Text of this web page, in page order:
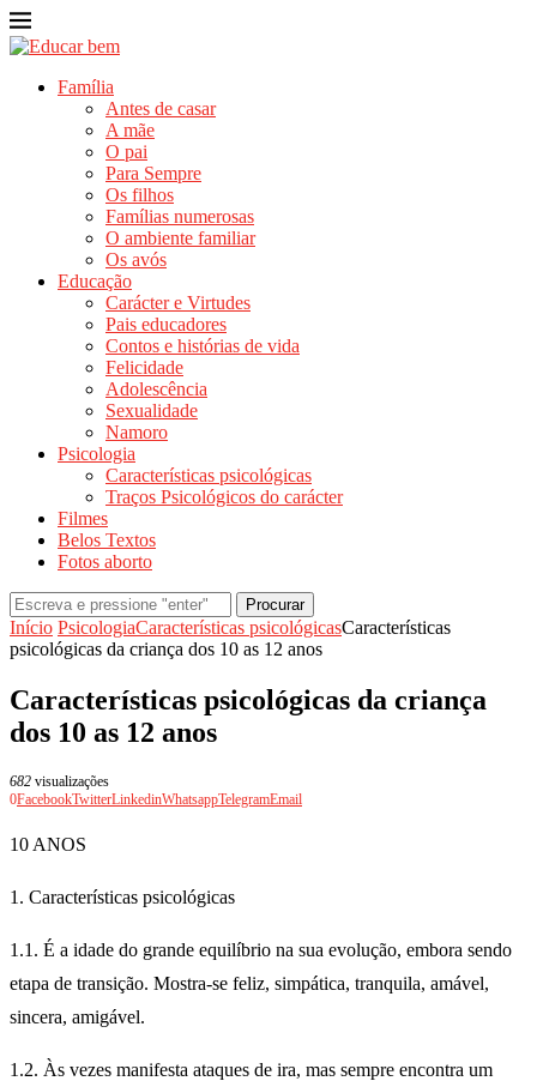
Família
Antes de casar
A mãe
O pai
Para Sempre
Os filhos
Famílias numerosas
O ambiente familiar
Os avós
Educação
Carácter e Virtudes
Pais educadores
Contos e histórias de vida
Felicidade
Adolescência
Sexualidade
Namoro
Psicologia
Características psicológicas
Traços Psicológicos do carácter
Filmes
Belos Textos
Fotos aborto
Procurar
Início PsicologiaCaracterísticas psicológicasCaracterísticas
psicológicas da criança dos 10 as 12 anos
Características psicológicas da criança
dos 10 as 12 anos
682 visualizações
0FacebookTwitterLinkedinWhatsappTelegramEmail
10 ANOS
1. Características psicológicas
1.1. É a idade do grande equilíbrio na sua evolução, embora sendo
etapa de transição. Mostra-se feliz, simpática, tranquila, amável,
sincera, amigável.
1.2. Às vezes manifesta ataques de ira, mas sempre encontra um